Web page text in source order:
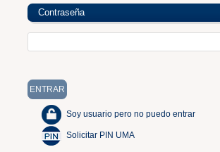
Contraseña
Soy usuario pero no puedo entrar
Solicitar PIN UMA